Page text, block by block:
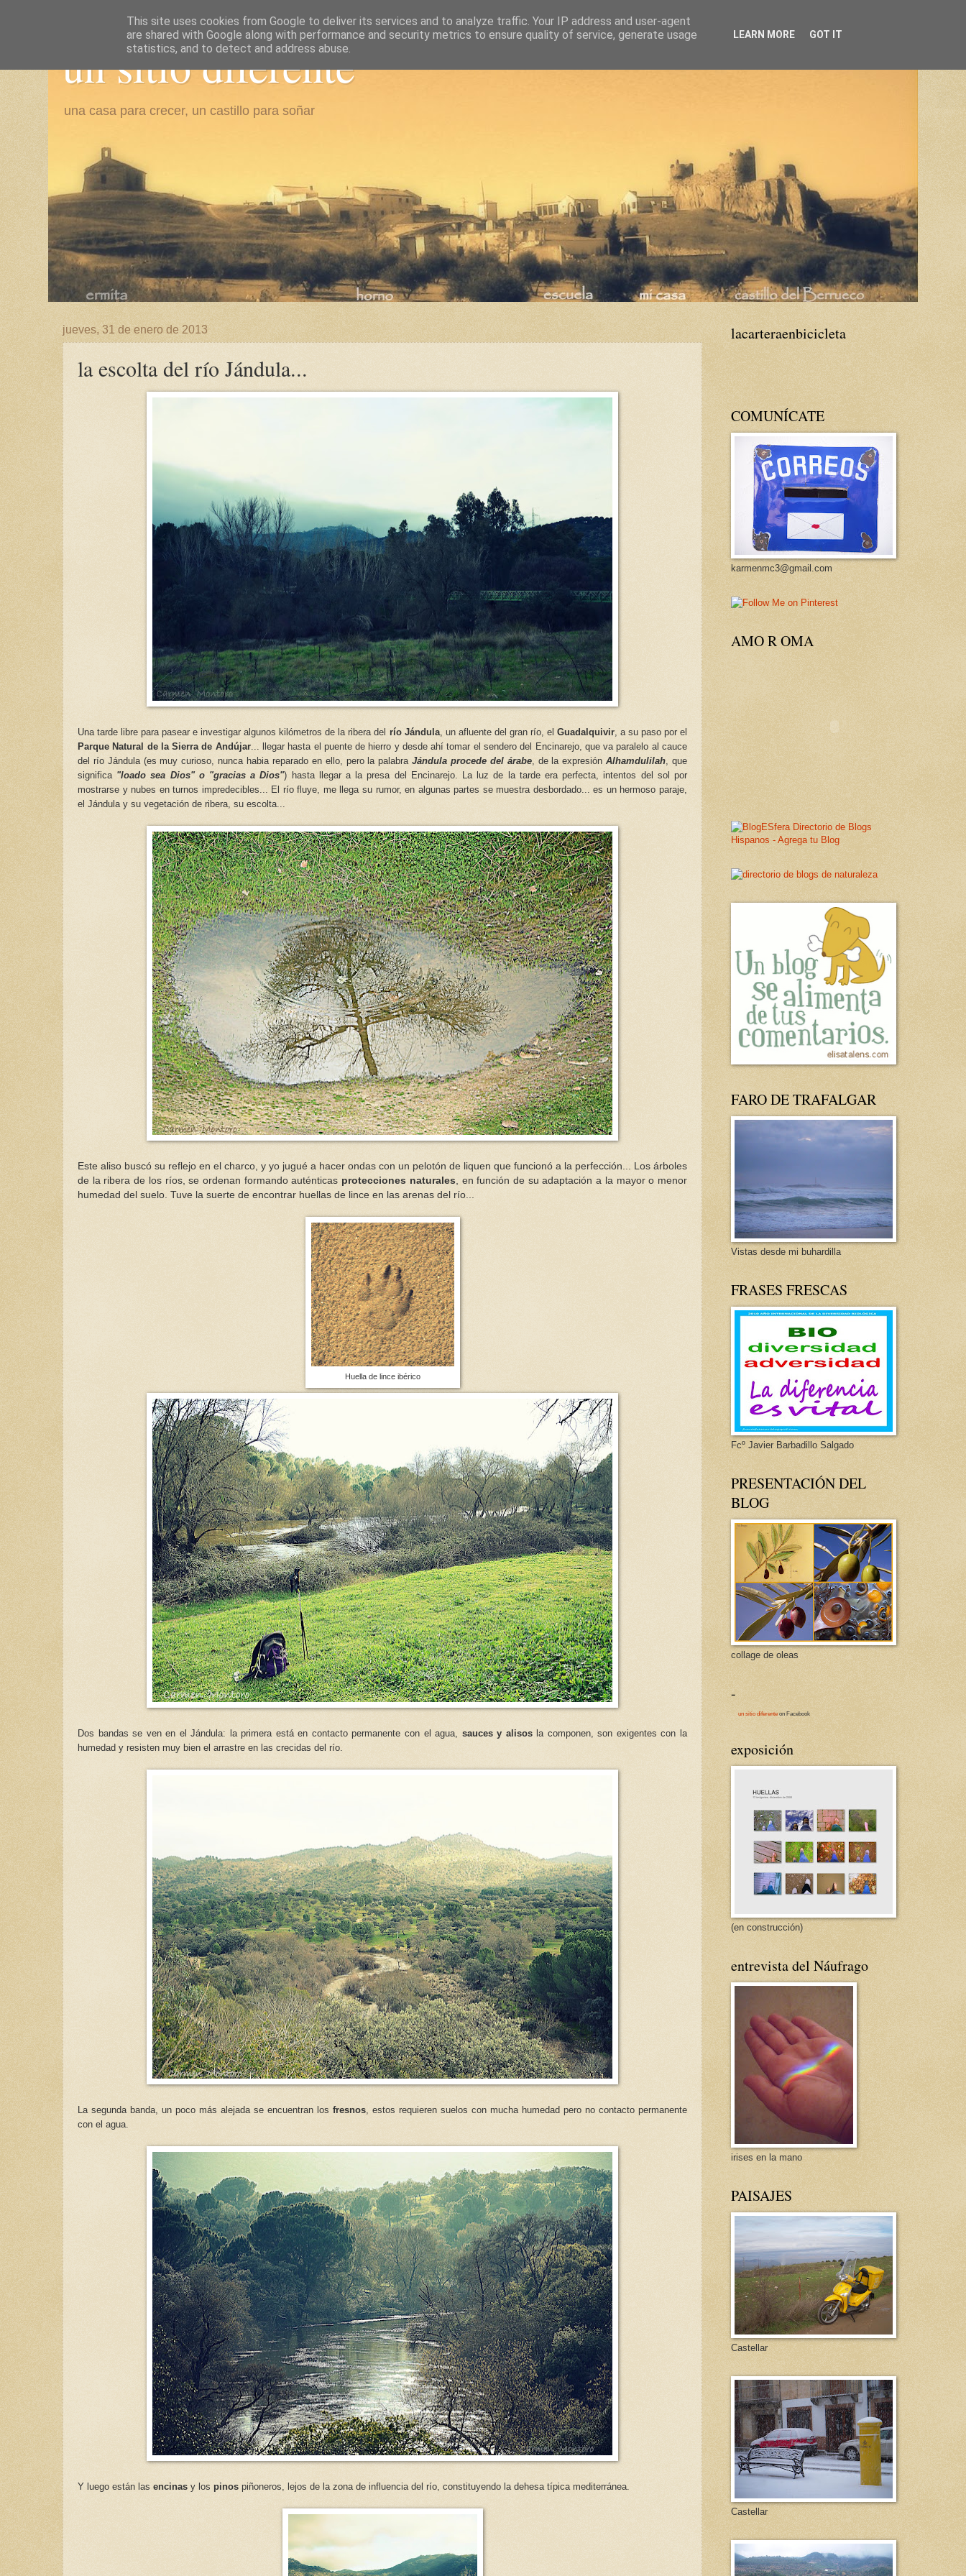
un sitio diferente
una casa para crecer, un castillo para soñar
jueves, 31 de enero de 2013
la escolta del río Jándula...
Una tarde libre para pasear e investigaralgunos kilómetros de la ribera del río Jándula, un afluente del gran río, el Guadalquivir, a su paso por el
Parque Natural de la Sierra de Andújar... llegar hasta el puente de hierro y desde ahí tomar el sendero del Encinarejo, que va paralelo al cauce
del río Jándula (es muy curioso, nunca habia reparado en ello, pero la palabraJándula procede del árabe, de la expresiónAlhamdulilah , que
significa "loado sea Dios" o "gracias a Dios") hasta llegar a la presa del Encinarejo. La luz de la tarde era perfecta, intentos del sol por
mostrarse y nubes en turnos impredecibles... El río fluye, me llega su rumor, en algunas partes se muestra desbordado... es un hermoso paraje,
el Jándula y su vegetación de ribera, su escolta...
Este aliso buscó su reflejo en el charco, y yo jugué a hacer ondas con un pelotón de liquen que funcionó a la perfección... Los árboles
de la ribera de los ríos, se ordenan formando auténticas protecciones naturales , en función de su adaptación a la mayor o menor
humedad del suelo. Tuve la suerte de encontrar huellas de lince en las arenas del río...
Huella de lince ibérico
Dos bandas se ven en el Jándula: la primera está en contacto permanente con el agua, sauces y alisosla componen, son exigentes con la
humedad y resisten muy bien el arrastre en las crecidas del río.
La segunda banda, un poco más alejada se encuentran los fresnos , estos requieren suelos con mucha humedad pero no contacto permanente
con el agua.
Y luego están las encinas y los pinos piñoneros, lejos de la zona de influencia del río, constituyendo la dehesa típica mediterránea.
lacarteraenbicicleta
COMUNÍCATE
karmenmc3@gmail.com
AMO R OMA
FARO DE TRAFALGAR
Vistas desde mi buhardilla
FRASES FRESCAS
Fcº Javier Barbadillo Salgado
PRESENTACIÓN DEL
BLOG
collage de oleas
-
un sitio diferente on Facebook
exposición
(en construcción)
entrevista del Náufrago
irises en la mano
PAISAJES
Castellar
Castellar
This site uses cookies from Google to deliver its services and to analyze traffic. Your IP address and user-agent
are shared with Google along with performance and security metrics to ensure quality of service, generate usage
statistics, and to detect and address abuse.
LEARN MORE GOT IT